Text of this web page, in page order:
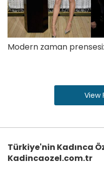
Modern zaman
View
Türkiye'nin Kadınca
Kadincaozel.com.tr